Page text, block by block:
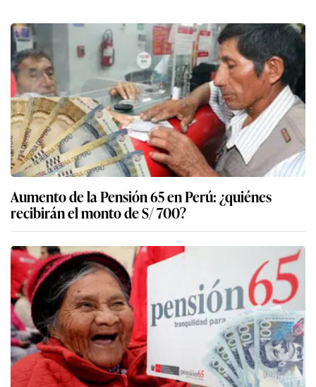
Aumento de la Pensión 65 en Perú: ¿quiénes
recibirán el monto de S/ 700?